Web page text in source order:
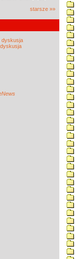
starsze »»
dyskusja